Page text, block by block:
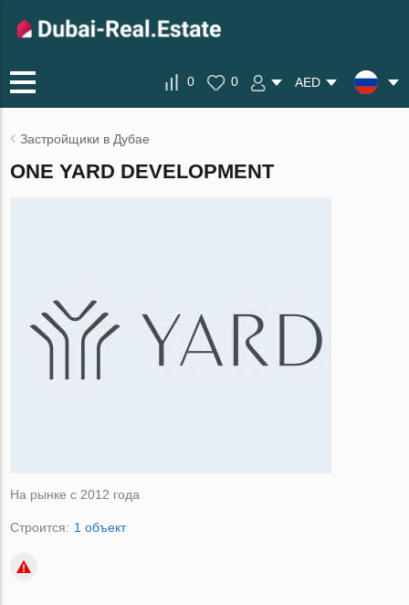
0 0 AED
Застройщики в Дубае
ONE YARD DEVELOPMENT
На рынке с 2012 года
Строится: 1 объект